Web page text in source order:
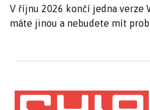
V říjnu 2026 končí jedna verze
máte jinou a nebudete mít